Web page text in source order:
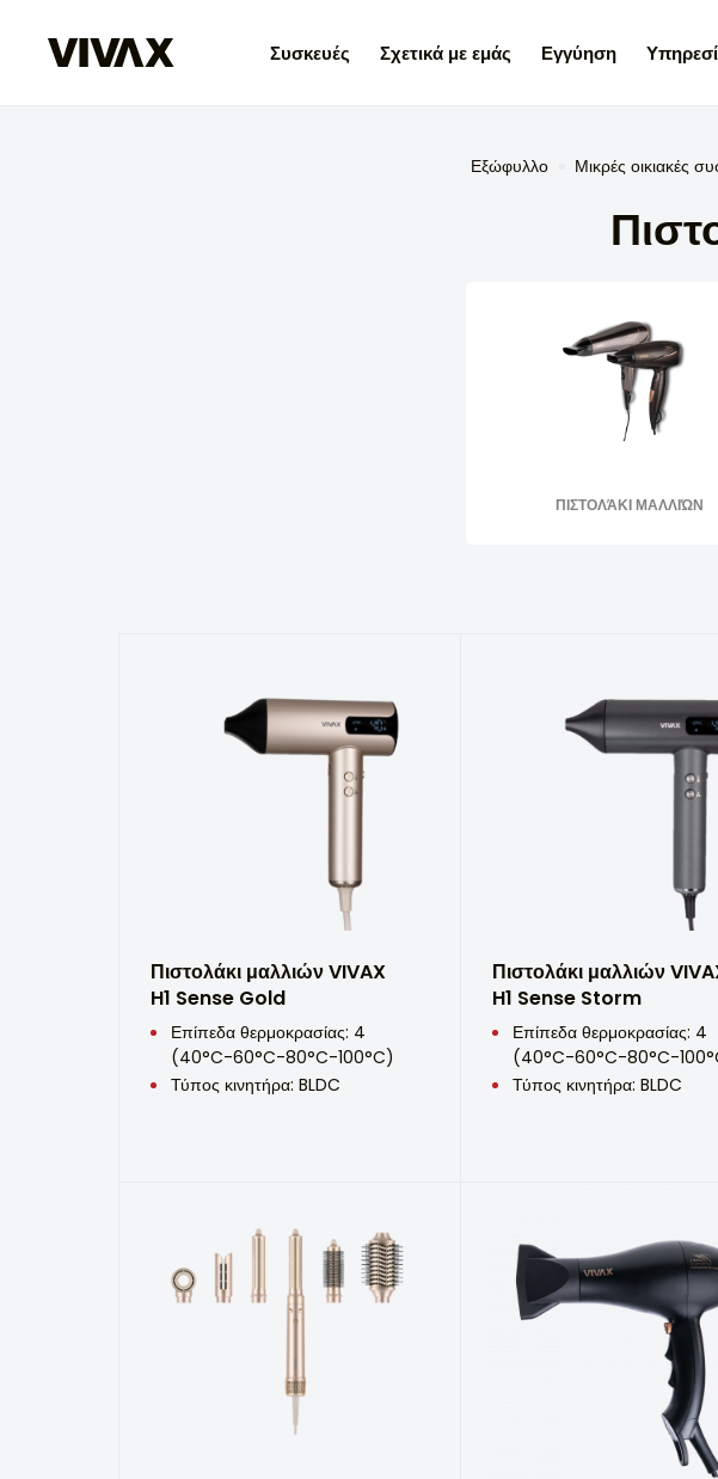
Συσκευές Σχετικά με εμάς Εγγύηση
Εξώφυλλο Μικρές οικιακές
ΠΙΣΤΟΛΆΚΙ ΜΑΛΛΙΏΝ
Πιστολάκι μαλλιών VIVAX
H1 Sense Gold
Επίπεδα θερμοκρασίας: 4
(40°C-60°C-80°C-100°C)
Τύπος κινητήρα: BLDC
Πιστολάκι μαλλιών
H1 Sense Storm
Επίπεδα θερμοκρασίας: 4
(40°C-60°C-80°C-
Τύπος κινητήρα: BLDC